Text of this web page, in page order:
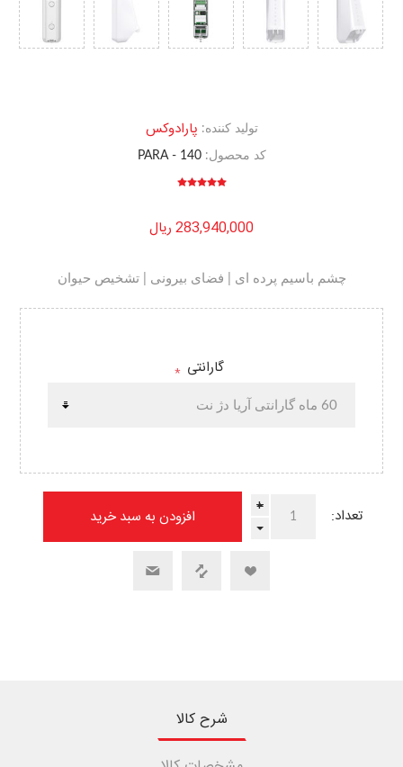
تولید کننده: پارادوکس
کد محصول: PARA - 140
283,940,000 ریال
چشم باسیم پرده ای | فضای بیرونی | تشخیص حیوان
گارانتی *
تعداد:
+
-
شرح کالا